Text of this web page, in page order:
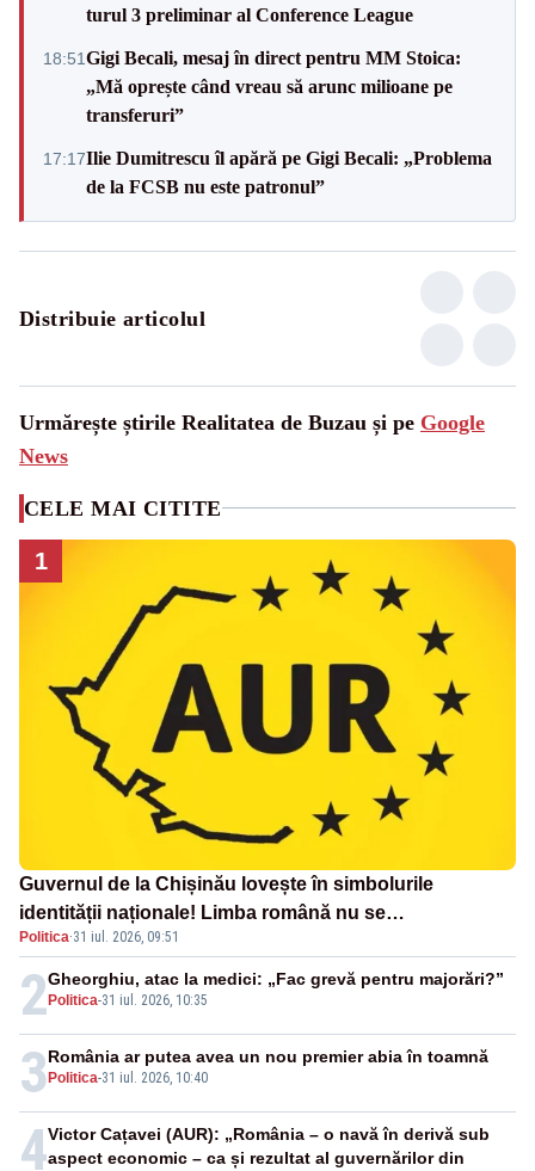
turul 3 preliminar al Conference League
18:51Gigi Becali, mesaj în direct pentru MM Stoica:
„Mă oprește când vreau să arunc milioane pe
transferuri”
17:17Ilie Dumitrescu îl apără pe Gigi Becali: „Problema
de la FCSB nu este patronul”
Distribuie articolul
Urmărește știrile Realitatea de Buzau și pe Google
News
CELE MAI CITITE
1
Guvernul de la Chișinău lovește în simbolurile
identității naționale! Limba română nu se
economisește! Limba română se sărbătorește!
Politica·31 iul. 2026, 09:51
2 Politica-31 iul. 2026, 10:35
Gheorghiu, atac la medici: „Fac grevă pentru majorări?”
3 Politica-31 iul. 2026, 10:40
România ar putea avea un nou premier abia în toamnă
4Victor Cațavei (AUR): „România – o navă în derivă sub
aspect economic – ca și rezultat al guvernărilor din